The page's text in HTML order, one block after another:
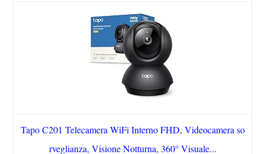
Tapo C201 Telecamera WiFi Interno FHD, Videocamera so
rveglianza, Visione Notturna, 360° Visuale...